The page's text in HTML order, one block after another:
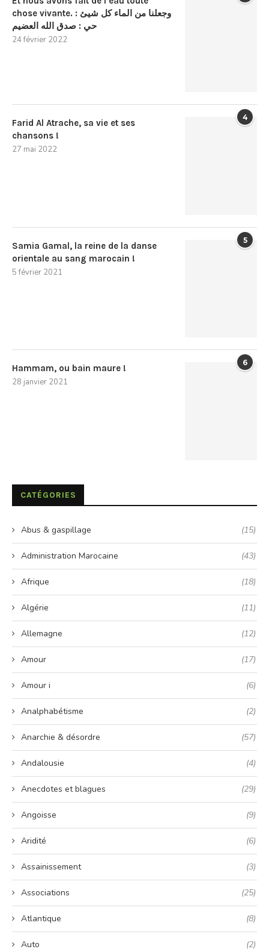
chose vivante. : وجعلنا من الماء كل شيئ
حي : صدق الله العضيم
24 février 2022
4
Farid Al Atrache, sa vie et ses
chansons !
27 mai 2022
5
Samia Gamal, la reine de la danse
orientale au sang marocain !
5 février 2021
6
Hammam, ou bain maure !
28 janvier 2021
CATÉGORIES
Abus & gaspillage (15)
Administration Marocaine (43)
Afrique (18)
Algérie (11)
Allemagne (12)
Amour (17)
Amour i (6)
Analphabétisme (2)
Anarchie & désordre (57)
Andalousie (4)
Anecdotes et blagues (29)
Angoisse (9)
Aridité (6)
Assainissement (3)
Associations (25)
Atlantique (8)
Auto (2)